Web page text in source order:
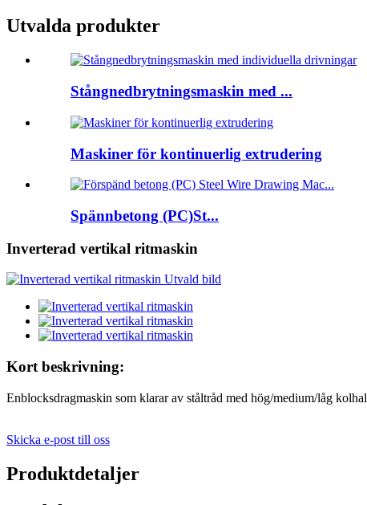
Utvalda produkter
Stångnedbrytningsmaskin med ...
Maskiner för kontinuerlig extrudering
Spännbetong (PC)St...
Inverterad vertikal ritmaskin
Kort beskrivning:
Enblocksdragmaskin som klarar av ståltråd med hög/medium/låg
Skicka e-post till oss
Produktdetaljer